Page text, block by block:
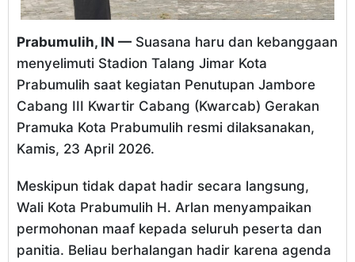
Prabumulih, IN — Suasana haru dan kebanggaan
menyelimuti Stadion Talang Jimar Kota
Prabumulih saat kegiatan Penutupan Jambore
Cabang III Kwartir Cabang (Kwarcab) Gerakan
Pramuka Kota Prabumulih resmi dilaksanakan,
Kamis, 23 April 2026.
Meskipun tidak dapat hadir secara langsung,
Wali Kota Prabumulih H. Arlan menyampaikan
permohonan maaf kepada seluruh peserta dan
panitia. Beliau berhalangan hadir karena agenda